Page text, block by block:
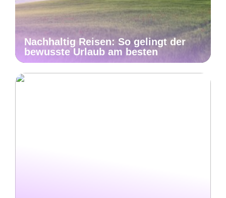
Nachhaltig Reisen: So gelingt der
bewusste Urlaub am besten